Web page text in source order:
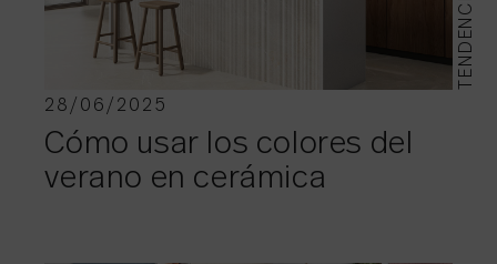
TENDENCIAS
28/06/2025
Cómo usar los colores del
verano en cerámica